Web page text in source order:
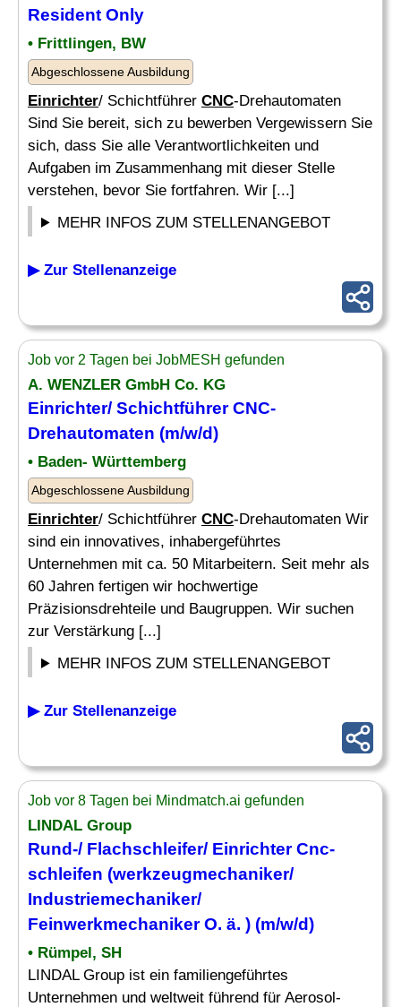
Resident Only
• Frittlingen, BW
Abgeschlossene Ausbildung
Einrichter/ Schichtführer CNC-Drehautomaten
Sind Sie bereit, sich zu bewerben Vergewissern Sie
sich, dass Sie alle Verantwortlichkeiten und
Aufgaben im Zusammenhang mit dieser Stelle
verstehen, bevor Sie fortfahren. Wir [...]
MEHR INFOS ZUM STELLENANGEBOT
▶ Zur Stellenanzeige
Job vor 2 Tagen bei JobMESH gefunden
A. WENZLER GmbH Co. KG
Einrichter/ Schichtführer CNC-
Drehautomaten (m/w/d)
• Baden- Württemberg
Abgeschlossene Ausbildung
Einrichter/ Schichtführer CNC-Drehautomaten Wir
sind ein innovatives, inhabergeführtes
Unternehmen mit ca. 50 Mitarbeitern. Seit mehr als
60 Jahren fertigen wir hochwertige
Präzisionsdrehteile und Baugruppen. Wir suchen
zur Verstärkung [...]
MEHR INFOS ZUM STELLENANGEBOT
▶ Zur Stellenanzeige
Job vor 8 Tagen bei Mindmatch.ai gefunden
LINDAL Group
Rund-/ Flachschleifer/ Einrichter Cnc-
schleifen (werkzeugmechaniker/
Industriemechaniker/
Feinwerkmechaniker O. ä. ) (m/w/d)
• Rümpel, SH
LINDAL Group ist ein familiengeführtes
Unternehmen und weltweit führend für Aerosol-